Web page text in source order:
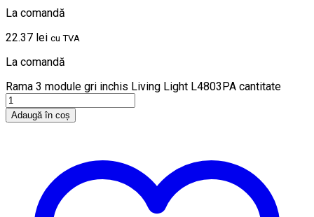
La comandă
22.37 lei cu TVA
La comandă
Rama 3 module gri inchis Living Light L4803PA cantitate
Adaugă în coș